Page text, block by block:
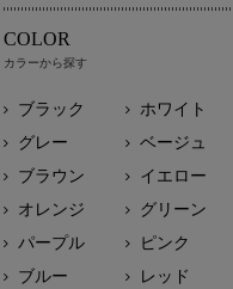
COLOR
カラーから探す
ブラック
ホワイト
グレー
ベージュ
ブラウン
イエロー
オレンジ
グリーン
パープル
ピンク
ブルー
レッド